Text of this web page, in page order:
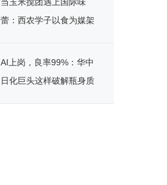
蕾：西农学子以食为媒架
AI上岗，良率99%：华中
日化巨头这样破解瓶身质